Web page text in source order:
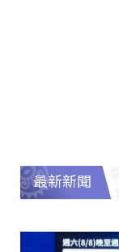
最新新聞